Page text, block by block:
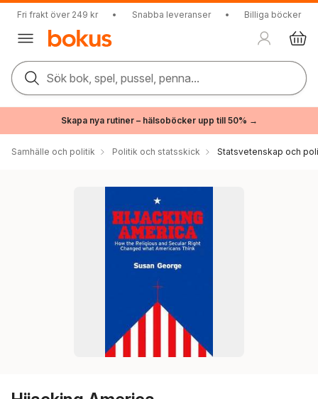
Fri frakt över 249 kr • Snabba leveranser • Billiga böcker
Sök bok, spel, pussel, penna...
Skapa nya rutiner – hälsoböcker upp till 50% →
Samhälle och politik Politik och statsskick Statsvetenskap och